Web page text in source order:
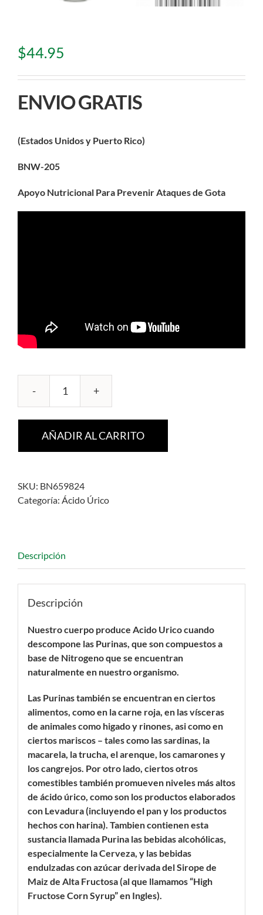
$44.95
ENVIO GRATIS
(Estados Unidos y Puerto Rico)
BNW-205
Apoyo Nutricional Para Prevenir Ataques de Gota
UricAcidBalanz
cantidad
AÑADIR AL CARRITO
SKU: BN659824
Categoría: Ácido Úrico
Descripción
Descripción
Nuestro cuerpo produce Acido Urico cuando
descompone las Purinas, que son compuestos a
base de Nitrogeno que se encuentran
naturalmente en nuestro organismo.
Las Purinas también se encuentran en ciertos
alimentos, como en la carne roja, en las vísceras
de animales como higado y rinones, asi como en
ciertos mariscos – tales como las sardinas, la
macarela, la trucha, el arenque, los camarones y
los cangrejos. Por otro lado, ciertos otros
comestibles también promueven niveles más altos
de ácido úrico, como son los productos elaborados
con Levadura (incluyendo el pan y los productos
hechos con harina). Tambien contienen esta
sustancia llamada Purina las bebidas alcohólicas,
especialmente la Cerveza, y las bebidas
endulzadas con azúcar derivada del Sirope de
Maiz de Alta Fructosa (al que llamamos “High
Fructose Corn Syrup” en Ingles).